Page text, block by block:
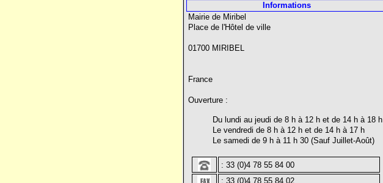
Informations
Mairie de Miribel
Place de l'Hôtel de ville
01700 MIRIBEL
France
Ouverture :
Du lundi au jeudi de 8 h à 12 h et de 14 h à 18 h
Le vendredi de 8 h à 12 h et de 14 h à 17 h
Le samedi de 9 h à 11 h 30 (Sauf Juillet-Août)
: 33 (0)4 78 55 84 00
: 33 (0)4 78 55 84 02